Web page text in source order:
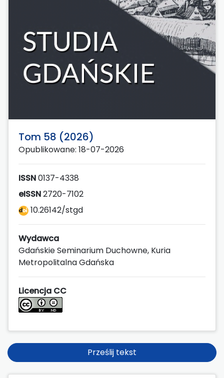
Tom 58 (2026)
Opublikowane: 18-07-2026
ISSN0137-4338
eISSN2720-7102
10.26142/stgd
Wydawca
Gdańskie Seminarium Duchowne, Kuria
Metropolitalna Gdańska
Licencja CC
Prześlij tekst